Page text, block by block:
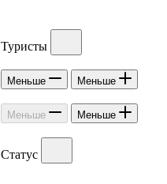
Туристы
Меньше Меньше
Меньше Меньше
Статус